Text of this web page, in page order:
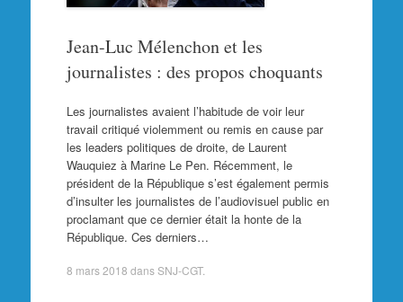
Jean-Luc Mélenchon et les
journalistes : des propos choquants
Les journalistes avaient l’habitude de voir leur
travail critiqué violemment ou remis en cause par
les leaders politiques de droite, de Laurent
Wauquiez à Marine Le Pen. Récemment, le
président de la République s’est également permis
d’insulter les journalistes de l’audiovisuel public en
proclamant que ce dernier était la honte de la
République. Ces derniers…
8 mars 2018 dansSNJ-CGT.